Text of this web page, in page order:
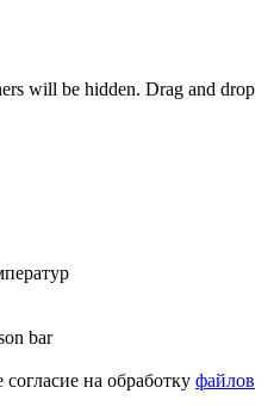
will be hidden. Drag and drop
bar
на обработку файлов